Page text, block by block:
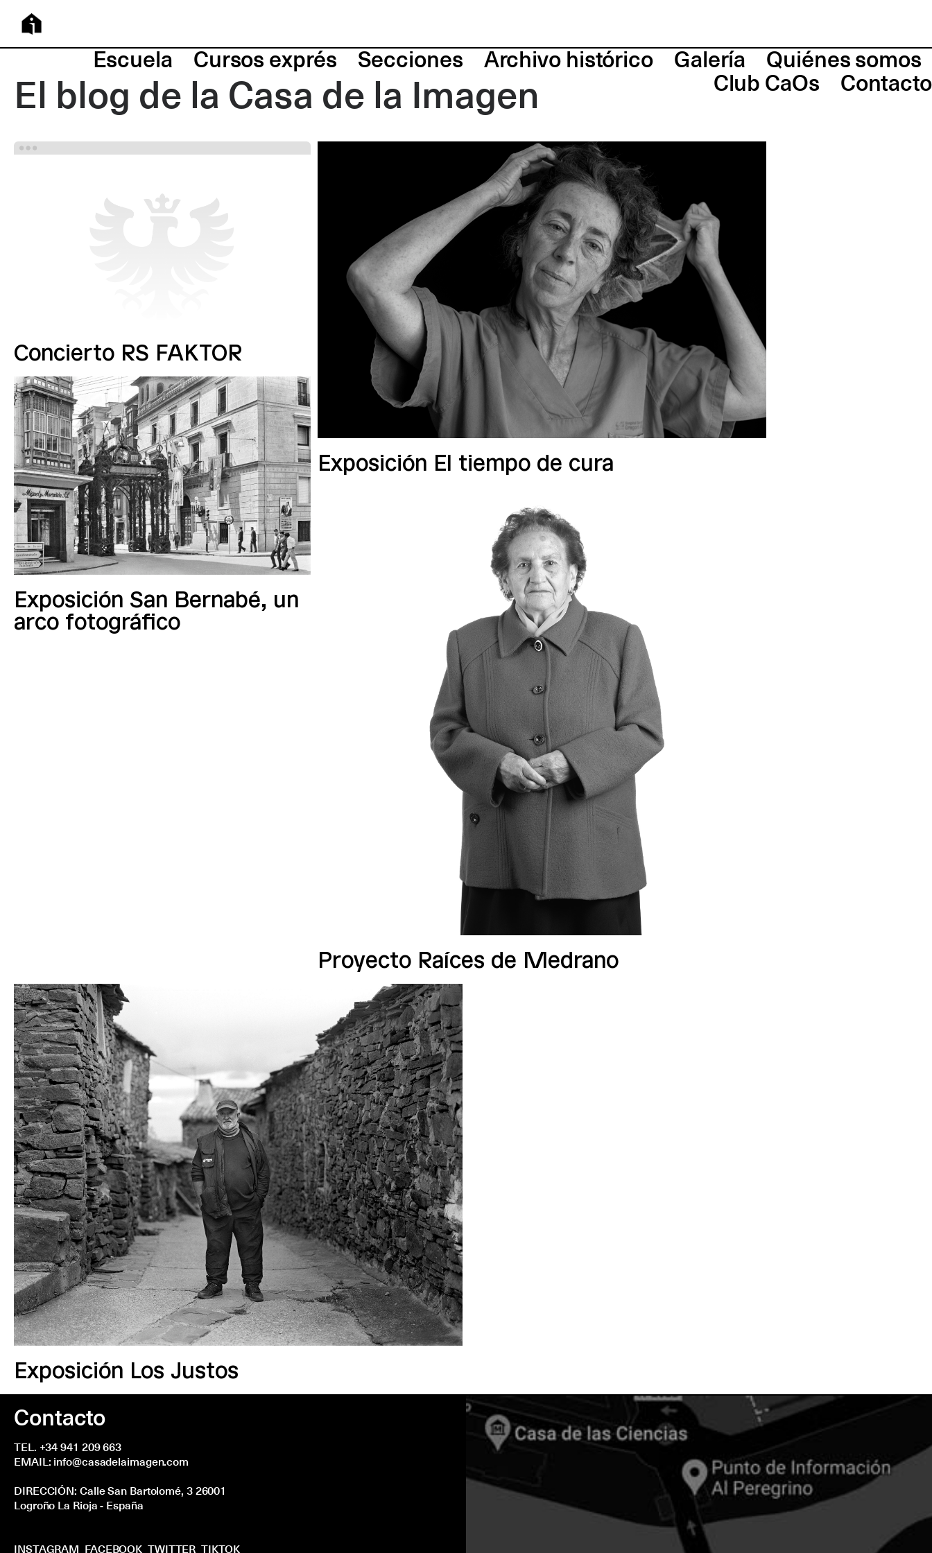
Escuela Cursos exprés Secciones Archivo histórico Galería
Quiénes somos
Club CaOs
Contacto
El blog de la Casa de la Imagen
Concierto RS FAKTOR
Exposición El tiempo de cura
Exposición San Bernabé, un
arco fotográfico
Proyecto Raíces de Medrano
Exposición Los Justos
Contacto
TEL. +34 941 209 663
EMAIL: info@casadelaimagen.com
DIRECCIÓN: Calle San Bartolomé, 3 26001
Logroño La Rioja - España
INSTAGRAM FACEBOOK TWITTERTIKTOK